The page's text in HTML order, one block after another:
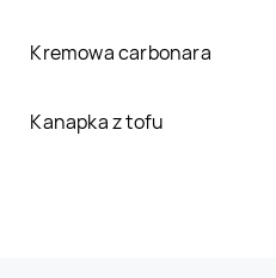
Kremowa carbonara
Kanapka z tofu